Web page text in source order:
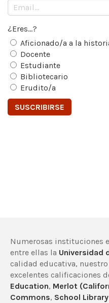
¿Eres...?
Aficionado/a a la
Docente
Estudiante
Bibliotecario
Erudito/a
Numerosas instituciones
entre ellas la Universidad
calidad educativa,
excelentes calificaciones
Education, Merlot
Commons, School